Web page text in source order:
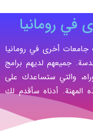
في رومانيا
جامعات أخرى في رومانيا
جميعهم لديهم برامج
والتي ستساعدك على
المهنة. أدناه سأقدم لك